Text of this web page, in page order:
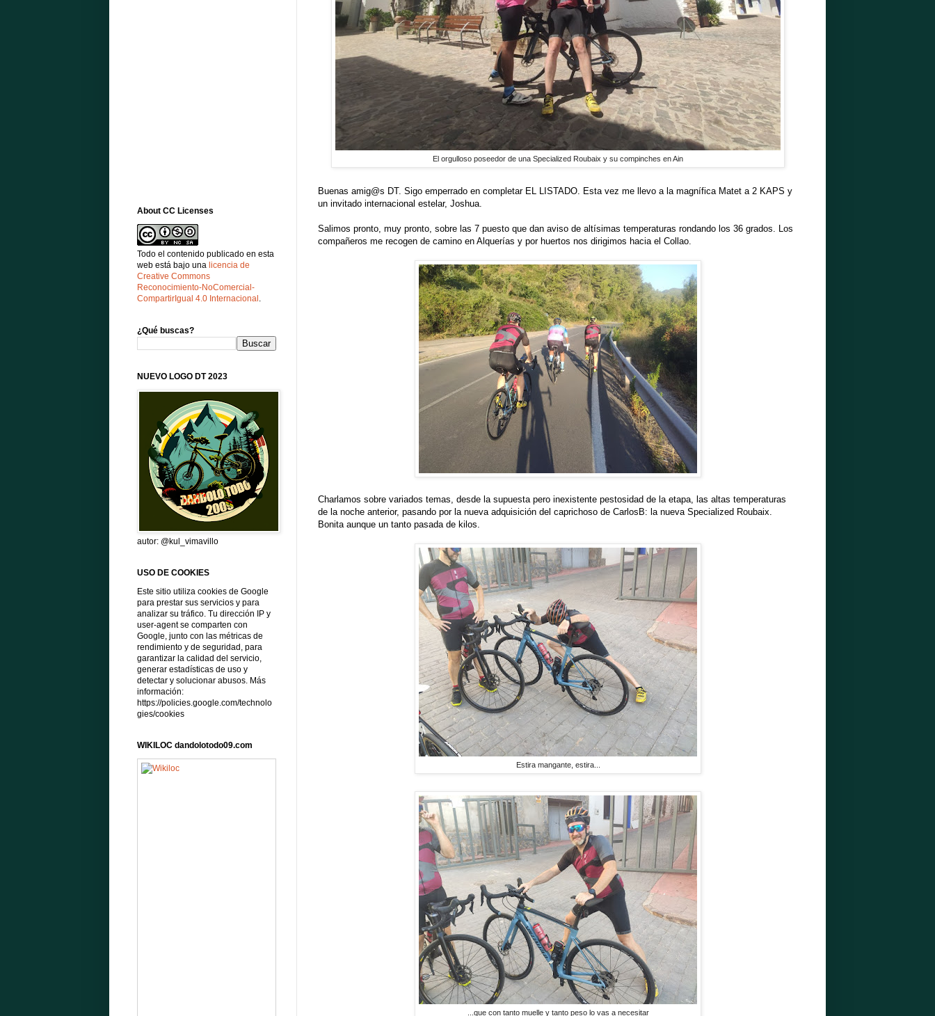
El orgulloso poseedor de una Specialized Roubaix y su compinches en Ain
Buenas amig@s DT. Sigo emperrado en completar EL LISTADO. Esta vez me llevo a la magnífica Matet a 2 KAPS y
un invitado internacional estelar, Joshua.
Salimos pronto, muy pronto, sobre las 7 puesto que dan aviso de altísimas temperaturas rondando los 36 grados. Los
compañeros me recogen de camino en Alquerías y por huertos nos dirigimos hacia el Collao.
Charlamos sobre variados temas, desde la supuesta pero inexistente pestosidad de la etapa, las altas temperaturas
de la noche anterior, pasando por la nueva adquisición del caprichoso de CarlosB: la nueva Specialized Roubaix.
Bonita aunque un tanto pasada de kilos.
Estira mangante, estira...
...que con tanto muelle y tanto peso lo vas a necesitar
About CC Licenses
Todo el contenido publicado en esta
web está bajo una licencia de
Creative Commons
Reconocimiento-NoComercial-
CompartirIgual 4.0 Internacional .
¿Qué buscas?
NUEVO LOGO DT 2023
autor: @kul_vimavillo
USO DE COOKIES
Este sitio utiliza cookies de Google
para prestar sus servicios y para
analizar su tráfico. Tu dirección IP y
user-agent se comparten con
Google, junto con las métricas de
rendimiento y de seguridad, para
garantizar la calidad del servicio,
generar estadísticas de uso y
detectar y solucionar abusos. Más
información:
https://policies.google.com/technolo
gies/cookies
WIKILOC dandolotodo09.com